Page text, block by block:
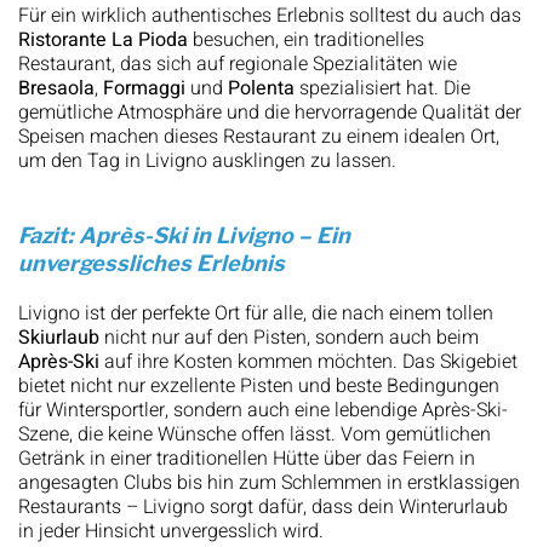
Für ein wirklich authentisches Erlebnis solltest du auch das
Ristorante La Pioda besuchen, ein traditionelles
Restaurant, das sich auf regionale Spezialitäten wie
Bresaola, Formaggi und Polenta spezialisiert hat. Die
gemütliche Atmosphäre und die hervorragende Qualität der
Speisen machen dieses Restaurant zu einem idealen Ort,
um den Tag in Livigno ausklingen zu lassen.
Fazit: Après-Ski in Livigno – Ein
unvergessliches Erlebnis
Livigno ist der perfekte Ort für alle, die nach einem tollen
Skiurlaub nicht nur auf den Pisten, sondern auch beim
Après-Ski auf ihre Kosten kommen möchten. Das Skigebiet
bietet nicht nur exzellente Pisten und beste Bedingungen
für Wintersportler, sondern auch eine lebendige Après-Ski-
Szene, die keine Wünsche offen lässt. Vom gemütlichen
Getränk in einer traditionellen Hütte über das Feiern in
angesagten Clubs bis hin zum Schlemmen in erstklassigen
Restaurants – Livigno sorgt dafür, dass dein Winterurlaub
in jeder Hinsicht unvergesslich wird.